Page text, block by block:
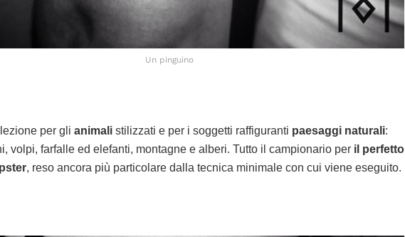
Un pinguino
per gli animali stilizzati e per i soggetti raffiguranti paesaggi naturali:
volpi, farfalle ed elefanti, montagne e alberi. Tutto il campionario per il perfetto
, reso ancora più particolare dalla tecnica minimale con cui viene eseguito.